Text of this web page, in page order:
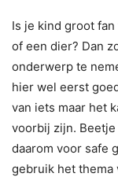
Is je kind groot
of een dier? Dan
onderwerp te
hier wel eerst
van iets maar het
voorbij zijn. Beetje
daarom voor safe
gebruik het thema